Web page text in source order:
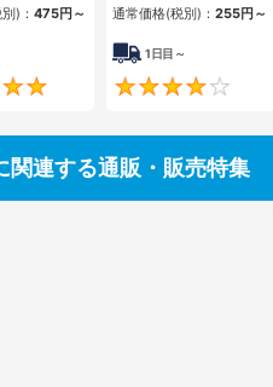
)： 475円 ～
4.9
通常価格(税別)： 255円 ～
1日目～
関連する通販・販売特集